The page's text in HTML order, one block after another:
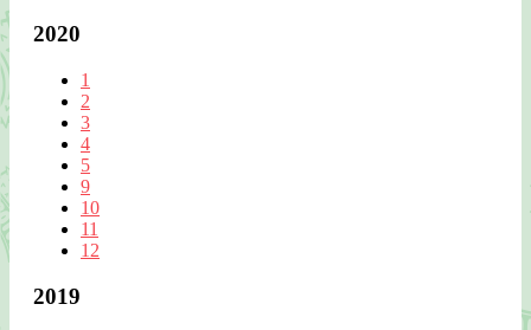
2020
1
2
3
4
5
9
10
11
12
2019